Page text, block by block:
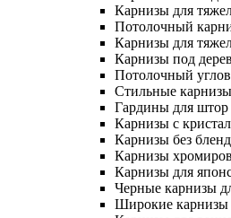
Карнизы для
Потолочный
Карнизы для
Карнизы под
Потолочный
Стильные
Гардины для штор
Карнизы с
Карнизы без
Карнизы
Карнизы для
Черные карнизы
Широкие карнизы